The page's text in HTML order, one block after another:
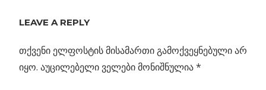
ᲛᲖᲔ
Previous
LEAVE A REPLY
თქვენი ელფოსტის მისამართი გამოქვეყნებული არ
იყო. აუცილებელი ველები მონიშნულია*